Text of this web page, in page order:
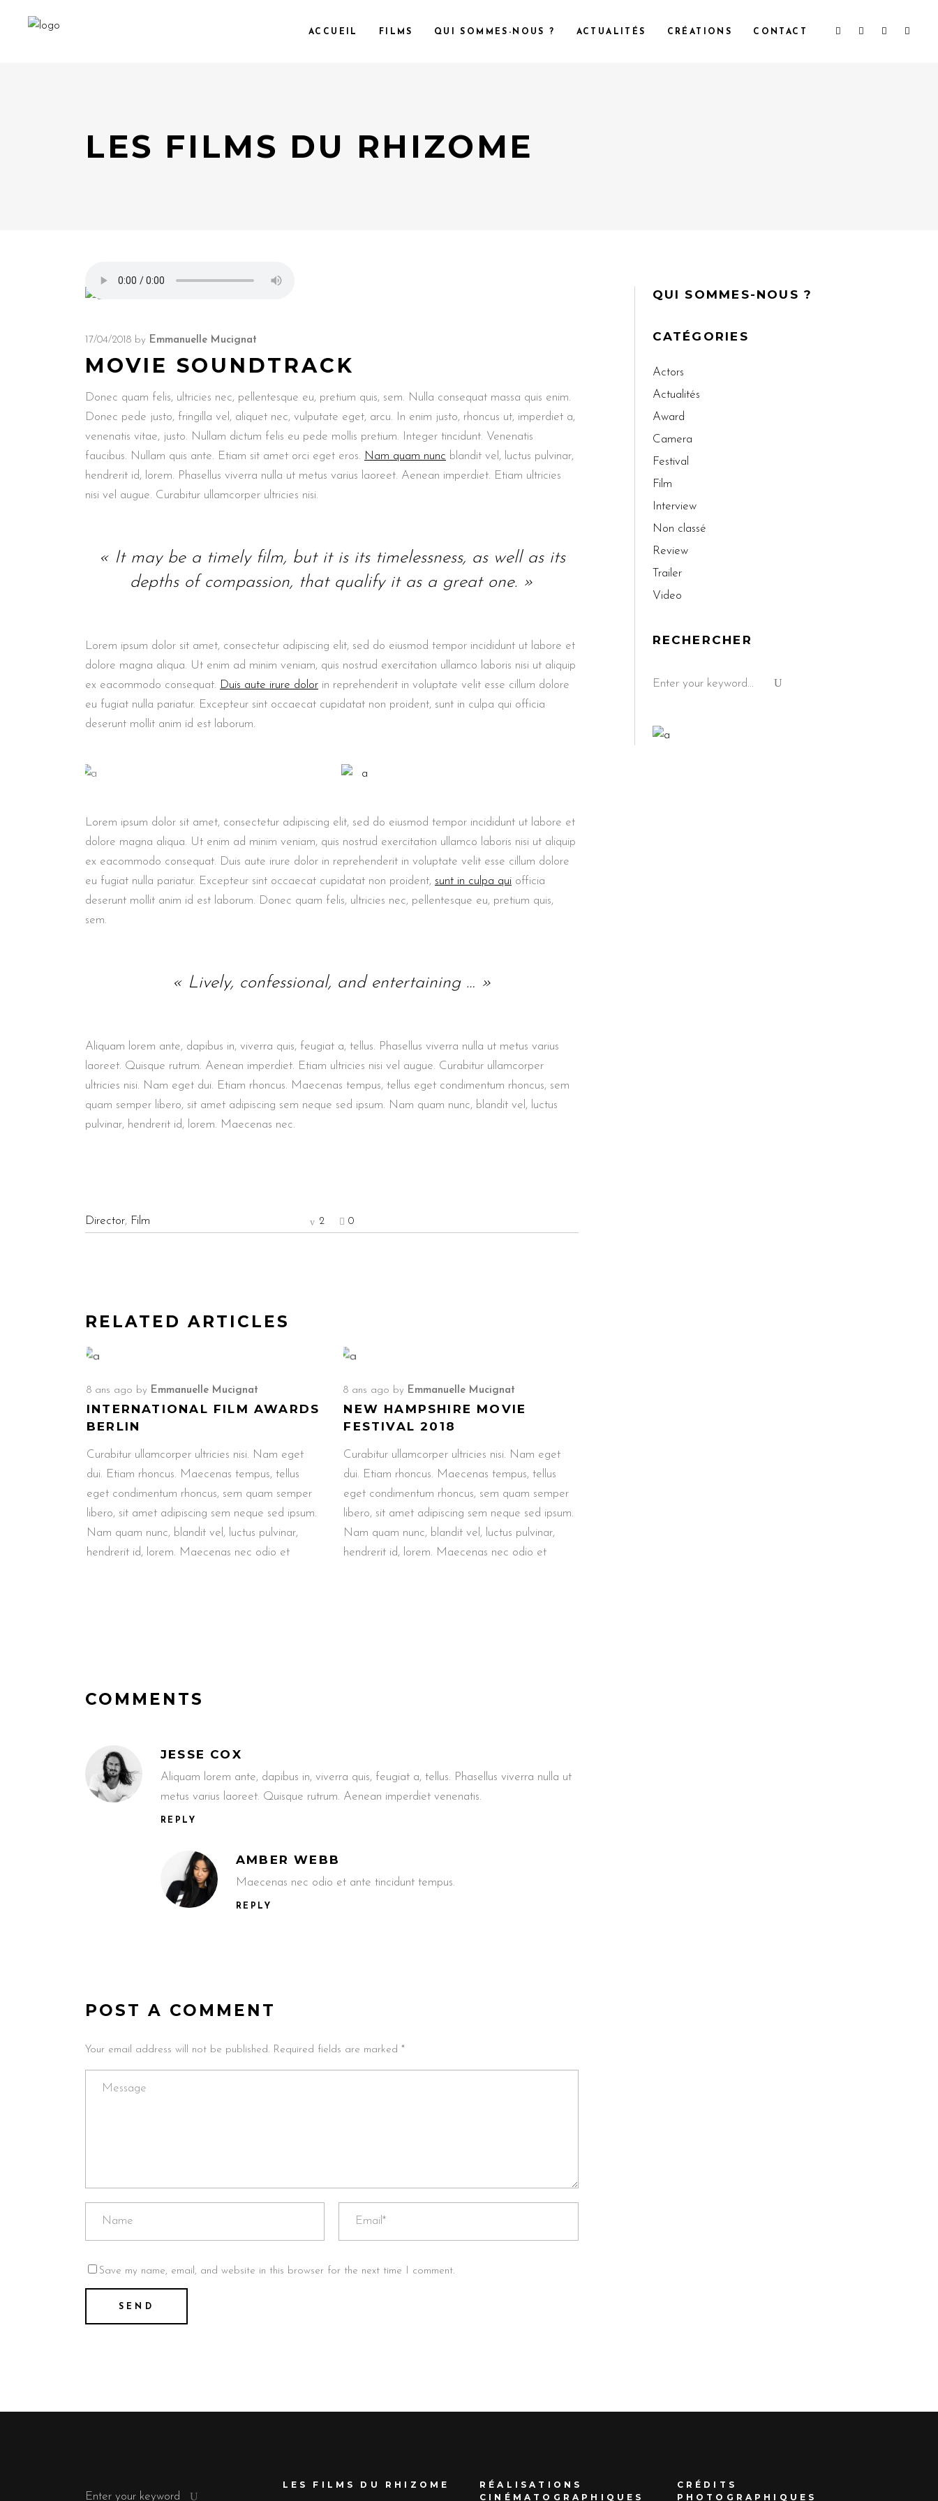
ACCUEIL FILMS QUI SOMMES-NOUS ? ACTUALITÉS CRÉATIONS CONTACT
LES FILMS DU RHIZOME
17/04/2018 by Emmanuelle Mucignat
MOVIE SOUNDTRACK
Donec quam felis, ultricies nec, pellentesque eu, pretium quis, sem. Nulla consequat massa quis enim.
Donec pede justo, fringilla vel, aliquet nec, vulputate eget, arcu. In enim justo, rhoncus ut, imperdiet a,
venenatis vitae, justo. Nullam dictum felis eu pede mollis pretium. Integer tincidunt. Venenatis
faucibus. Nullam quis ante. Etiam sit amet orci eget eros. Nam quam nunc blandit vel, luctus pulvinar,
hendrerit id, lorem. Phasellus viverra nulla ut metus varius laoreet. Aenean imperdiet. Etiam ultricies
nisi vel augue. Curabitur ullamcorper ultricies nisi.
« It may be a timely film, but it is its timelessness, as well as its
depths of compassion, that qualify it as a great one. »
Lorem ipsum dolor sit amet, consectetur adipiscing elit, sed do eiusmod tempor incididunt ut labore et
dolore magna aliqua. Ut enim ad minim veniam, quis nostrud exercitation ullamco laboris nisi ut aliquip
ex eacommodo consequat. Duis aute irure dolor in reprehenderit in voluptate velit esse cillum dolore
eu fugiat nulla pariatur. Excepteur sint occaecat cupidatat non proident, sunt in culpa qui officia
deserunt mollit anim id est laborum.
Lorem ipsum dolor sit amet, consectetur adipiscing elit, sed do eiusmod tempor incididunt ut labore et
dolore magna aliqua. Ut enim ad minim veniam, quis nostrud exercitation ullamco laboris nisi ut aliquip
ex eacommodo consequat. Duis aute irure dolor in reprehenderit in voluptate velit esse cillum dolore
eu fugiat nulla pariatur. Excepteur sint occaecat cupidatat non proident, sunt in culpa qui officia
deserunt mollit anim id est laborum. Donec quam felis, ultricies nec, pellentesque eu, pretium quis,
sem.
« Lively, confessional, and entertaining … »
Aliquam lorem ante, dapibus in, viverra quis, feugiat a, tellus. Phasellus viverra nulla ut metus varius
laoreet. Quisque rutrum. Aenean imperdiet. Etiam ultricies nisi vel augue. Curabitur ullamcorper
ultricies nisi. Nam eget dui. Etiam rhoncus. Maecenas tempus, tellus eget condimentum rhoncus, sem
quam semper libero, sit amet adipiscing sem neque sed ipsum. Nam quam nunc, blandit vel, luctus
pulvinar, hendrerit id, lorem. Maecenas nec.
Director, Film 2 0
RELATED ARTICLES
8 ans ago by Emmanuelle Mucignat
INTERNATIONAL FILM AWARDS
BERLIN
Curabitur ullamcorper ultricies nisi. Nam eget
dui. Etiam rhoncus. Maecenas tempus, tellus
eget condimentum rhoncus, sem quam semper
libero, sit amet adipiscing sem neque sed ipsum.
Nam quam nunc, blandit vel, luctus pulvinar,
hendrerit id, lorem. Maecenas nec odio et
8 ans ago by Emmanuelle Mucignat
NEW HAMPSHIRE MOVIE
FESTIVAL 2018
Curabitur ullamcorper ultricies nisi. Nam eget
dui. Etiam rhoncus. Maecenas tempus, tellus
eget condimentum rhoncus, sem quam semper
libero, sit amet adipiscing sem neque sed ipsum.
Nam quam nunc, blandit vel, luctus pulvinar,
hendrerit id, lorem. Maecenas nec odio et
COMMENTS
JESSE COX
Aliquam lorem ante, dapibus in, viverra quis, feugiat a, tellus. Phasellus viverra nulla ut
metus varius laoreet. Quisque rutrum. Aenean imperdiet venenatis.
REPLY
AMBER WEBB
Maecenas nec odio et ante tincidunt tempus.
REPLY
POST A COMMENT
Your email address will not be published. Required fields are marked *
Save my name, email, and website in this browser for the next time I comment.
QUI SOMMES-NOUS ?
CATÉGORIES
Actors
Actualités
Award
Camera
Festival
Film
Interview
Non classé
Review
Trailer
Video
RECHERCHER
for:
for:
LES FILMS DU RHIZOME
RÉALISATIONS
CINÉMATOGRAPHIQUES
CRÉDITS
PHOTOGRAPHIQUES